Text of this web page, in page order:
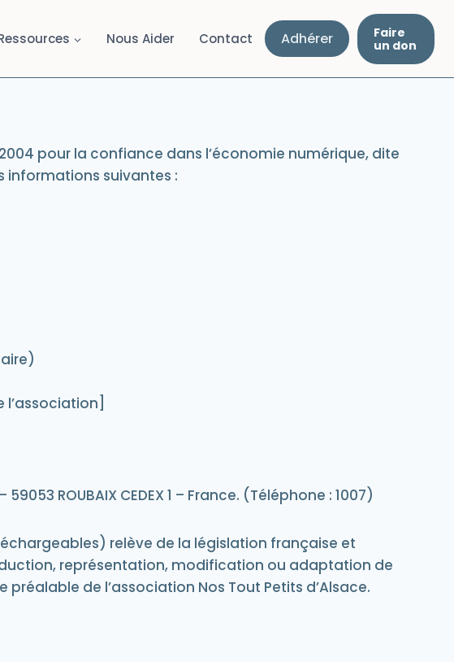
Nous Aider Contact Adhérer
Faire
un don
pour la confiance dans l’économie numérique, dite
informations suivantes :
59053 ROUBAIX CEDEX 1 – France. (Téléphone : 1007)
relève de la législation française et
représentation, modification ou adaptation de
de l’association Nos Tout Petits d’Alsace.